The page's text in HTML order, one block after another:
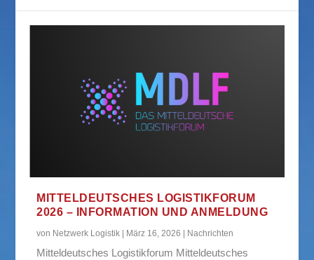
MITTELDEUTSCHES LOGISTIKFORUM
2026 – INFORMATION UND ANMELDUNG
von Netzwerk Logistik März 16, 2026 Nachrichten
Mitteldeutsches Logistikforum Mitteldeutsches